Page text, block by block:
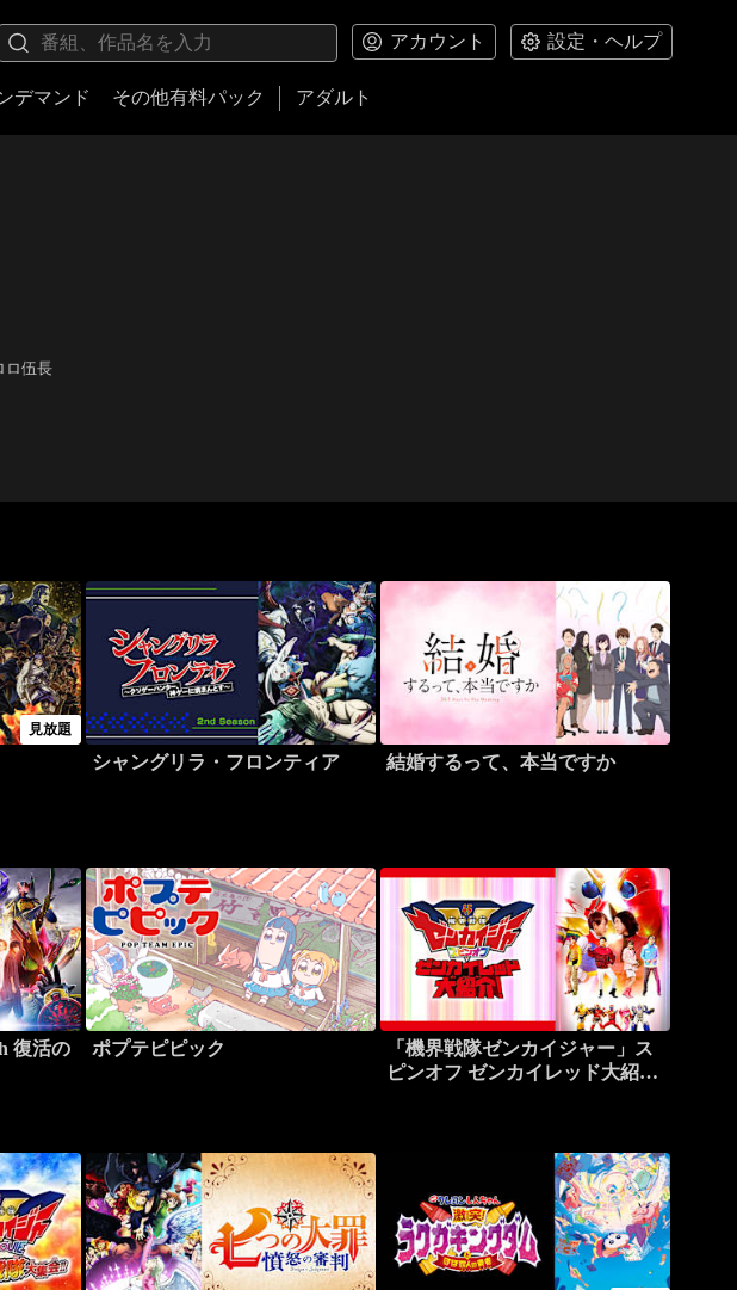
アカウント 設定・ヘルプ
デマンド その他有料パック アダルト
ロ伍長
見放題
シャングリラ・フロンティア 結婚するって、本当ですか
復活の
ポプテピピック
「機界戦隊ゼンカイジャー」ス
ピンオフ ゼンカイレッド大紹